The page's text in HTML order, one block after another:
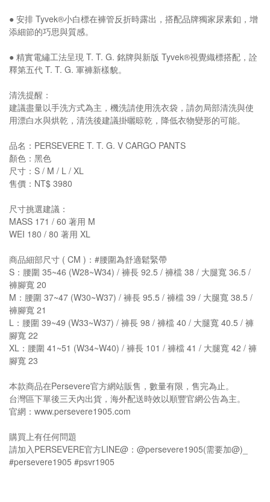
● 安排 Tyvek®小白標在褲管反折時露出，搭配品牌獨家尿素釦，增
添細節的巧思與質感。
● 精實電繡工法呈現 T. T. G. 銘牌與新版 Tyvek®視覺織標搭配，詮
釋第五代 T. T. G. 軍褲新樣貌。
清洗提醒：
建議盡量以手洗方式為主，機洗請使用洗衣袋，請勿局部清洗與使
用漂白水與烘乾，清洗後建議掛曬晾乾，降低衣物變形的可能。
品名：PERSEVERE T. T. G. V CARGO PANTS
顏色：黑色
尺寸：S / M / L / XL
售價：NT$ 3980
尺寸挑選建議：
MASS 171 / 60 著用 M
WEI 180 / 80 著用 XL
商品細部尺寸 ( CM )：#腰圍為舒適鬆緊帶
S：腰圍 35~46 (W28~W34) / 褲長 92.5 / 褲檔 38 / 大腿寬 36.5 /
褲腳寬 20
M：腰圍 37~47 (W30~W37) / 褲長 95.5 / 褲檔 39 / 大腿寬 38.5 /
褲腳寬 21
L：腰圍 39~49 (W33~W37) / 褲長 98 / 褲檔 40 / 大腿寬 40.5 / 褲
腳寬 22
XL：腰圍 41~51 (W34~W40) / 褲長 101 / 褲檔 41 / 大腿寬 42 / 褲
腳寬 23
本款商品在Persevere官方網站販售，數量有限，售完為止。
台灣區下單後三天內出貨，海外配送時效以順豐官網公告為主。
官網：www.persevere1905.com
購買上有任何問題
請加入PERSEVERE官方LINE@：@persevere1905(需要加@)_
#persevere1905 #psvr1905